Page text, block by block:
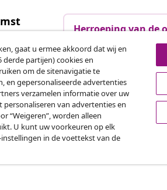
Herroeping van de
Zakelijk
Affiliateprogramma
Produceren voor vidaXL
Marketingsamenwerkingen
gaat u ermee akkoord dat wij en
partijen) cookies en
om de sitenavigatie te
en gepersonaliseerde advertenties
verzamelen informatie over uw
van advertenties en
“Weigeren”, worden alleen
U kunt uw voorkeuren op elk
in de voettekst van de